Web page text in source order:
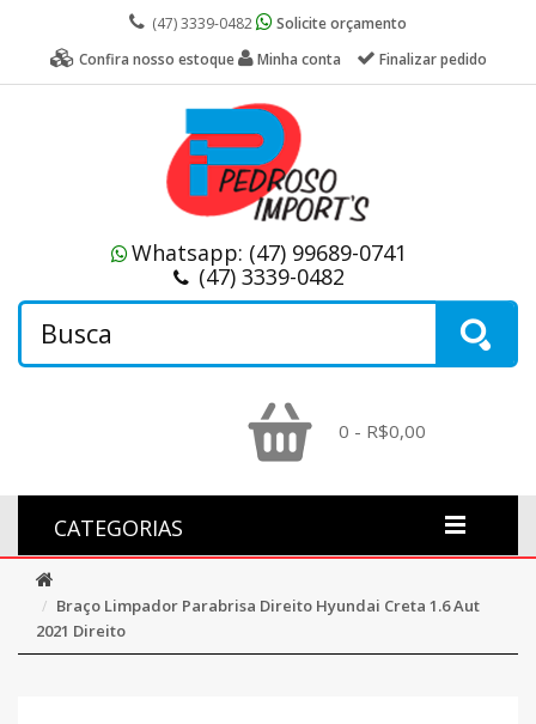
(47) 3339-0482
Solicite orçamento
Confira nosso estoque
Minha conta Finalizar pedido
Whatsapp: (47) 99689-0741
(47) 3339-0482
0 - R$0,00
CATEGORIAS
Braço Limpador Parabrisa Direito Hyundai Creta 1.6 Aut
2021 Direito